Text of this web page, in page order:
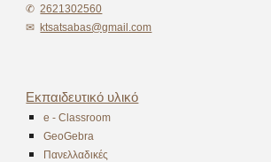
✆ 2621302560
✉ ktsatsabas@gmail.com
Εκπαιδευτικό υλικό
e - Classroom
GeoGebra
Πανελλαδικές